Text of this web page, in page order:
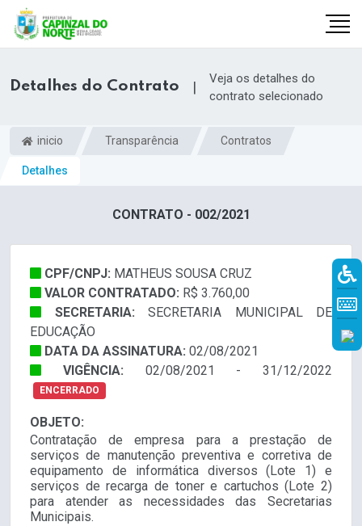
Detalhes do Contrato |
Veja os detalhes do
contrato selecionado
inicio Transparência Contratos
Detalhes
CONTRATO - 002/2021
CPF/CNPJ: MATHEUS SOUSA CRUZ
VALOR CONTRATADO: R$ 3.760,00
SECRETARIA: SECRETARIA MUNICIPAL DE
EDUCAÇÃO
DATA DA ASSINATURA: 02/08/2021
VIGÊNCIA: 02/08/2021 - 31/12/2022
ENCERRADO
OBJETO:
Contratação de empresa para a prestação de
serviços de manutenção preventiva e corretiva de
equipamento de informática diversos (Lote 1) e
serviços de recarga de toner e cartuchos (Lote 2)
para atender as necessidades das Secretarias
Municipais.